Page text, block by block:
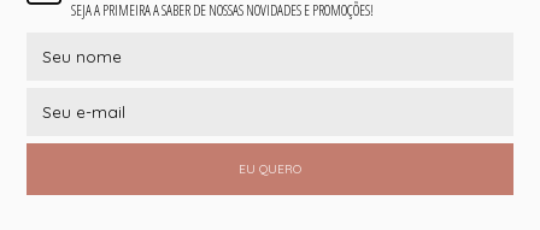
SEJA A PRIMEIRA A SABER DE NOSSAS NOVIDADES E PROMOÇÕES!
EU QUERO